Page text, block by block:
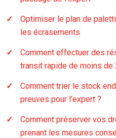
Optimiser le plan de
les écrasements
Comment effectuer des
transit rapide de moins de
Comment trier le stock
preuves pour l’expert ?
Comment préserver vos
prenant les mesures